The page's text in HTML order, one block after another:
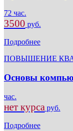
72 час.
3500 руб.
Подробнее
ПОВЫШЕНИЕ
Основы
час.
нет курса руб.
Подробнее